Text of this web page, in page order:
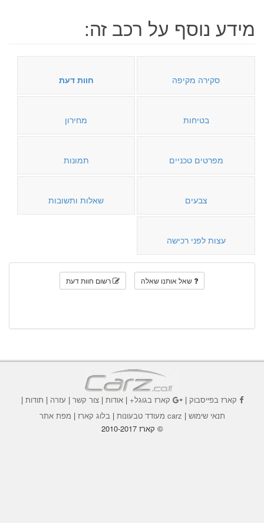
מידע נוסף על רכב זה:
סקירה מקיפה חוות דעת
בטיחות מחירון
מפרטים טכניים תמונות
צבעים שאלות ותשובות
עצות לפני רכישה
שאל אותנו שאלה רשום חוות דעת
קארז בפייסבוק| קארז בגוגל+|אודות |צור קשר | עזרה | תודות |
תנאי שימוש | carz מעודד טבעונות | בלוג קארז | מפת אתר
© קארז 2010-2017